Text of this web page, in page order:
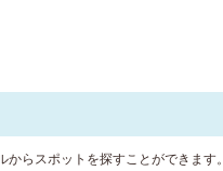
らスポットを探すことができます。